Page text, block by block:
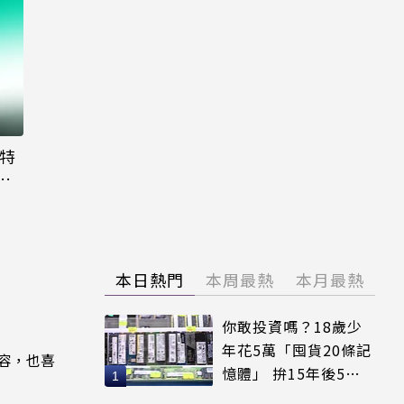
，也喜
本日熱門 本周最熱 本月最熱
你敢投資嗎？18歲少
年花5萬「囤貨20條記
憶體」 拚15年後5倍